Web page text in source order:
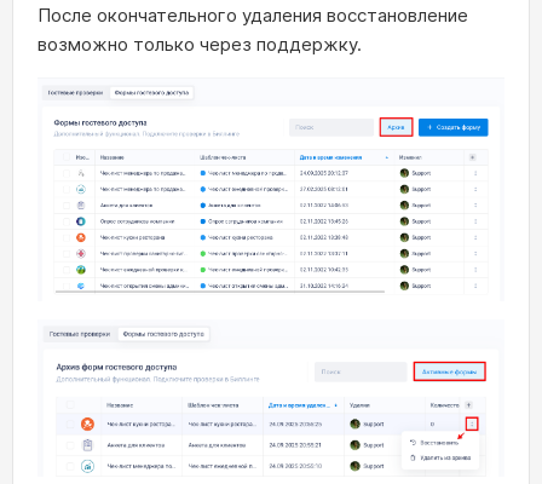
После окончательного удаления восстановление
возможно только через поддержку.